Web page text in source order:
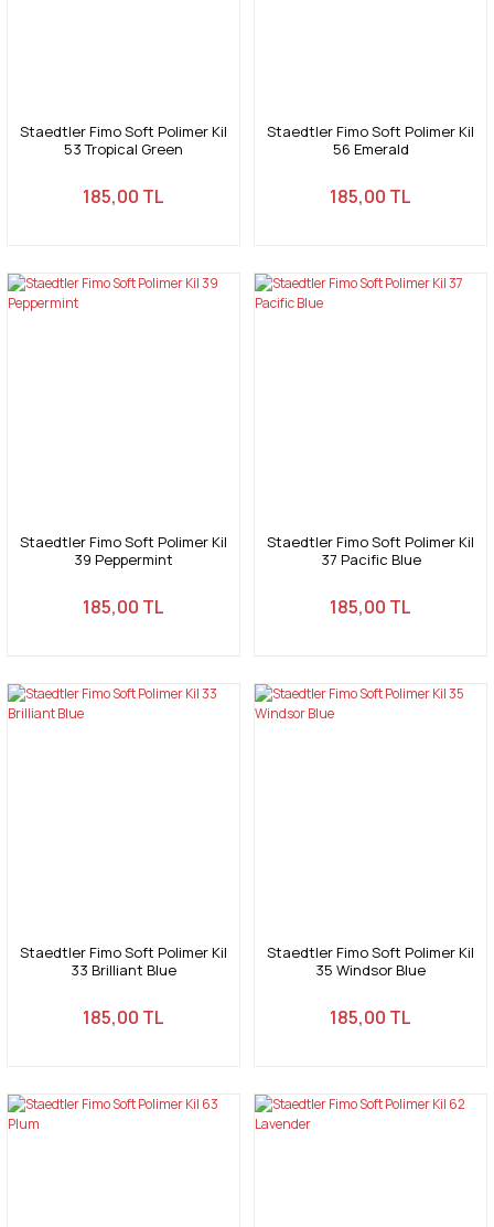
Staedtler Fimo Soft Polimer Kil
53 Tropical Green
185,00 TL
Staedtler Fimo Soft Polimer Kil
56 Emerald
185,00 TL
Staedtler Fimo Soft Polimer Kil
39 Peppermint
185,00 TL
Staedtler Fimo Soft Polimer Kil
37 Pacific Blue
185,00 TL
Staedtler Fimo Soft Polimer Kil
33 Brilliant Blue
185,00 TL
Staedtler Fimo Soft Polimer Kil
35 Windsor Blue
185,00 TL